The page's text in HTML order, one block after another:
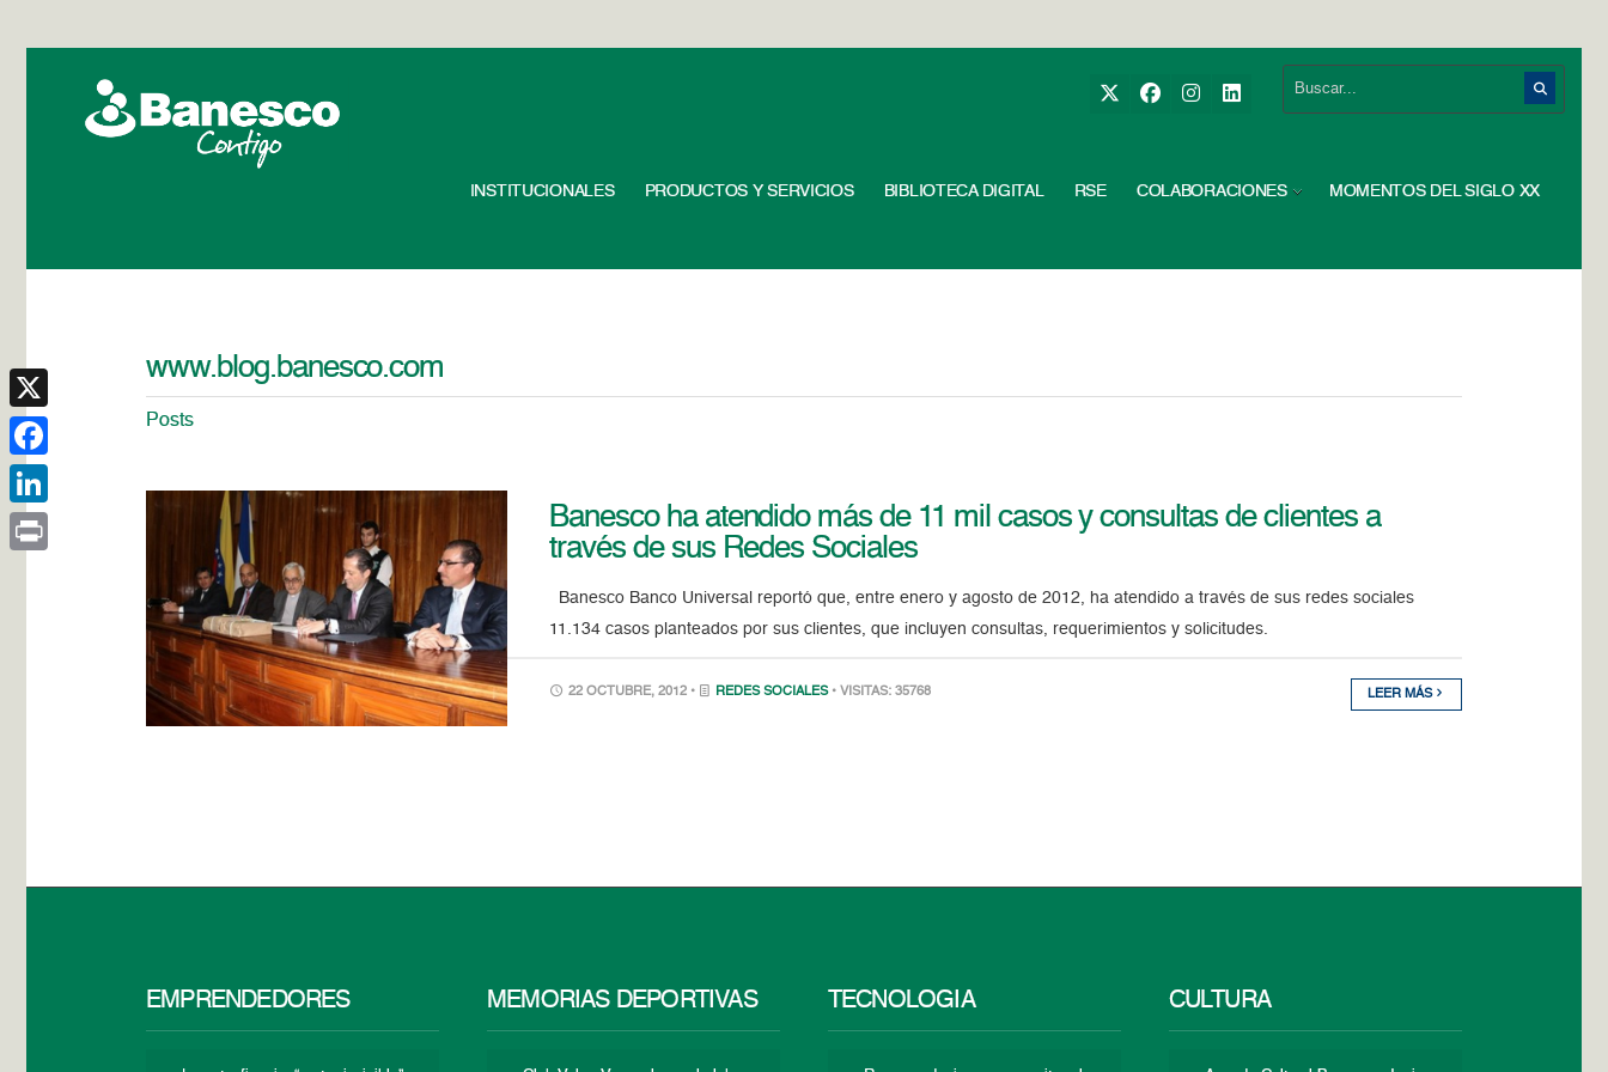
INSTITUCIONALES PRODUCTOS Y SERVICIOS BIBLIOTECA DIGITAL RSE COLABORACIONES MOMENTOS DEL SIGLO XX
www.blog.banesco.com
Posts
Banesco ha atendido más de 11 mil casos y consultas de clientes a
través de sus Redes Sociales
Banesco Banco Universal reportó que, entre enero y agosto de 2012, ha atendido a través de sus redes sociales
11.134 casos planteados por sus clientes, que incluyen consultas, requerimientos y solicitudes.
22 OCTUBRE, 2012 • REDES SOCIALES • VISITAS: 35768 LEER MÁS
EMPRENDEDORES MEMORIAS DEPORTIVAS TECNOLOGÍA CULTURA
X
Facebook
LinkedIn